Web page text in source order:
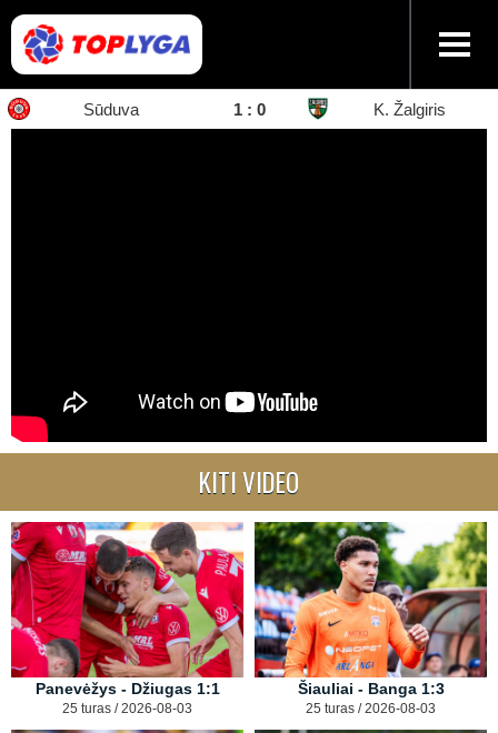
Sūduva 1 : 0 K. Žalgiris
KITI VIDEO
Panevėžys - Džiugas 1:1
25 turas / 2026-08-03
Šiauliai - Banga 1:3
25 turas / 2026-08-03